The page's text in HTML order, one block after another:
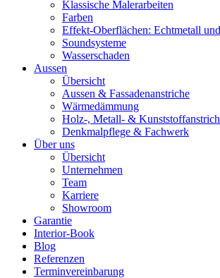
Klassische Malerarbeiten
Farben
Effekt-Oberflächen: Echtmetall
Soundsysteme
Wasserschaden
Aussen
Übersicht
Aussen & Fassadenanstriche
Wärmedämmung
Holz-, Metall- &
Denkmalpflege & Fachwerk
Über uns
Übersicht
Unternehmen
Team
Karriere
Showroom
Garantie
Interior-Book
Blog
Referenzen
Terminvereinbarung